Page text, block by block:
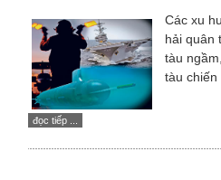
Các xu
hải quân
tàu
tàu chiến
đọc tiếp ...